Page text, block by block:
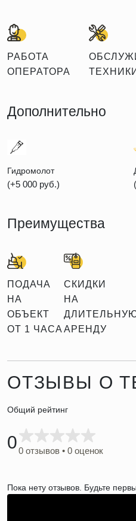
РАБОТА
ОПЕРАТОРА
ТЕХНИКИ
Дополнительно
Гидромолот
(+5 000 руб.)
Преимущества
ПОДАЧА
НА
ОБЪЕКТ
ОТ 1 ЧАСА
СКИДКИ
НА
АРЕНДУ
ОТЗЫВЫ О
Общий рейтинг
00 отзывов • 0 оценок
Пока нету отзывов. Будьте